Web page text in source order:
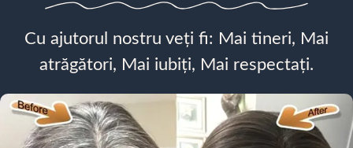
Cu ajutorul nostru veți fi: Mai tineri, Mai
atrăgători, Mai iubiți, Mai respectați.